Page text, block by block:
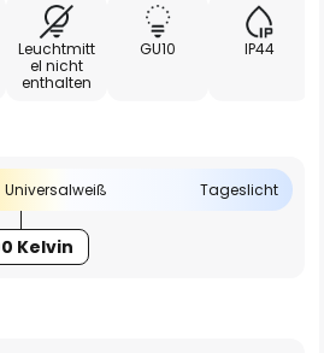
Leuchtmitt
el nicht
enthalten
GU10 IP44
Universalweiß Tageslicht
Kelvin